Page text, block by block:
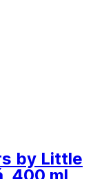
by Little